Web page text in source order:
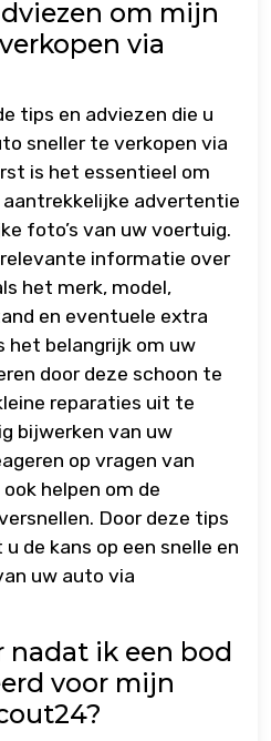
om mijn
via
tips en adviezen die u
sneller te verkopen via
is het essentieel om
aantrekkelijke advertentie
foto’s van uw voertuig.
informatie over
het merk, model,
en eventuele extra
het belangrijk om uw
door deze schoon te
reparaties uit te
bijwerken van uw
op vragen van
helpen om de
Door deze tips
de kans op een snelle en
uw auto via
nadat ik een bod
voor mijn